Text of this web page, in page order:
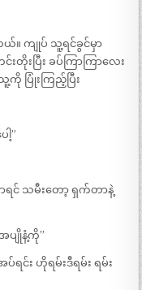
ကျုပ် သူ့ရင်ခွင်မှာ
းပြီး ခပ်ကြာကြာလေး
ကို ပြုံးကြည့်ပြီး
”
ရင် သမီးတော့ ရှက်တာနဲ့
အပျိုနံ့ကို”
င်း ဟိုရမ်းဒီရမ်း ရမ်း